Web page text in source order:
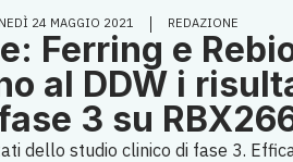
24 MAGGIO 2021 REDAZIONE
Ferring e
al DDW i
3 su
dello studio clinico di fase 3.